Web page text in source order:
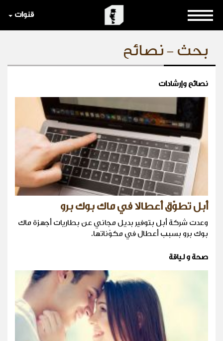
قنوات
بحث - نصائح
نصائح وإرشادات
أبل تطوّق أعطالا في ماك بوك برو
وعدت شركة أبل بتوفير بديل مجاني عن بطاريات أجهزة ماك
بوك برو بسبب أعطال في مكوّناتها.
صحة و لياقة